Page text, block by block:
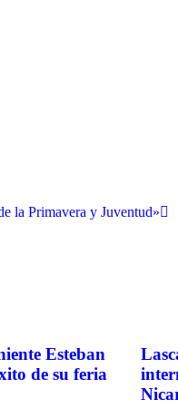
la Primavera y Juventud»
Esteban
de su feria